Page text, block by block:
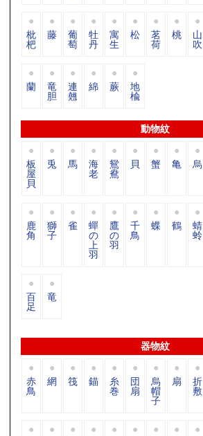
枇
杷
藤 葡
萄
牡
丹
寓
生
松 茗
荷
桃 山
吹
蘭 竜
胆
連
翹
綿 蕨 地
楡
動物紋
板
屋
貝
兎 馬 海
老
鴛
鴦
貝 蟹 亀 烏
鹿
角
獅
子
雀 蟬
の
上
羽
鷹
の
羽
千
鳥
蝶 鶴 蜻
蛉
百
足
竜
器物紋
赤
鳥
網 筏 錨 糸
巻
団
扇
烏
帽
子
扇 折
敷